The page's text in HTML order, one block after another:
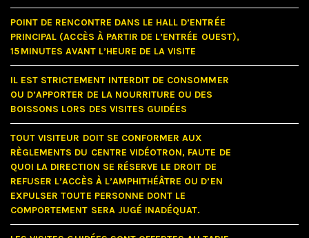
POINT DE RENCONTRE DANS LE HALL D’ENTRÉE
PRINCIPAL (ACCÈS À PARTIR DE L’ENTRÉE OUEST),
15 MINUTES AVANT L’HEURE DE LA VISITE
IL EST STRICTEMENT INTERDIT DE CONSOMMER
OU D’APPORTER DE LA NOURRITURE OU DES
BOISSONS LORS DES VISITES GUIDÉES
TOUT VISITEUR DOIT SE CONFORMER AUX
RÈGLEMENTS DU CENTRE VIDÉOTRON, FAUTE DE
QUOI LA DIRECTION SE RÉSERVE LE DROIT DE
REFUSER L’ACCÈS À L’AMPHITHÉÂTRE OU D’EN
EXPULSER TOUTE PERSONNE DONT LE
COMPORTEMENT SERA JUGÉ INADÉQUAT.